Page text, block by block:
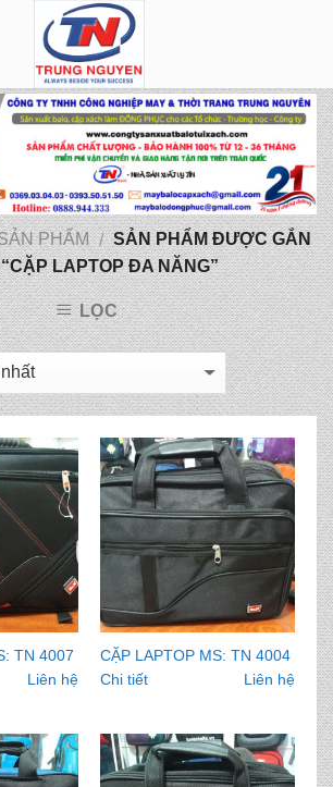
PHẨM / SẢN PHẨM ĐƯỢC GẮN
LAPTOP ĐA NĂNG”
LỌC
TN 4007
Liên hệ
CẶP LAPTOP MS: TN 4004
Chi tiết
Liên hệ